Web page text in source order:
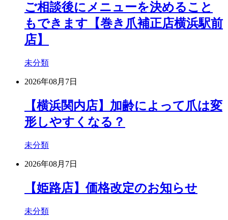
ご相談後にメニューを決めること
もできます【巻き爪補正店横浜駅前
店】
未分類
2026年08月7日
【横浜関内店】加齢によって爪は変
形しやすくなる？
未分類
2026年08月7日
【姫路店】価格改定のお知らせ
未分類